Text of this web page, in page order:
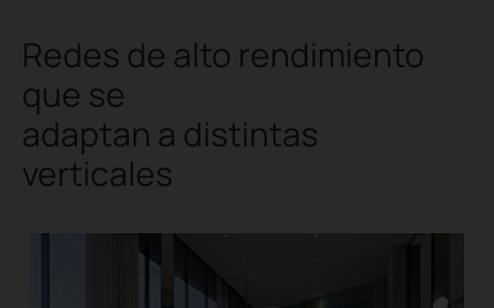
Redes de alto rendimiento
que se
adaptan a distintas
verticales